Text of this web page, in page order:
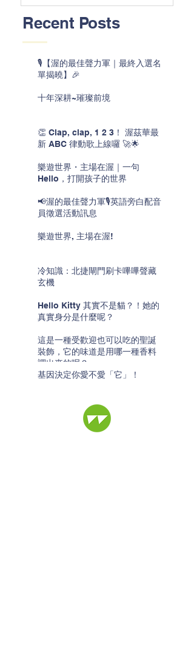
Recent Posts
🎙️【渥的最佳聲力軍｜最終入選名
單揭曉】🎉
十年深耕~璀璨前境
👏 Clap, clap, 1 2 3！ 渥茲華最
新 ABC 律動歌上線囉 🚀🌟
樂遊世界・主場在渥｜一句
Hello，打開孩子的世界
📢渥的最佳聲力軍🎙️英語旁白配音
員徵選活動訊息
樂遊世界, 主場在渥!
冷知識：北捷閘門刷卡嗶嗶聲藏
玄機
Hello Kitty 其實不是貓？！她的
真實身分是什麼呢？
這是一種受歡迎也可以吃的聖誕
裝飾，它的味道是用哪一種香料
調出來的呢？
基因決定你愛不愛「它」！